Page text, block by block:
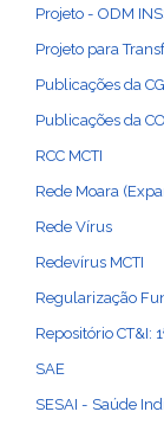
Projeto - ODM
Projeto para
Publicações da
Publicações da
RCC MCTI
Rede Moara
Rede Vírus
Redevírus MCTI
Regularização
Repositório CT&I:
SAE
SESAI - Saúde